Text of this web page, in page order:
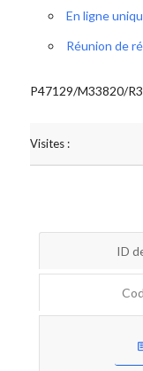
En ligne
Réunion de
P47129/M33820/
Visites :
ID